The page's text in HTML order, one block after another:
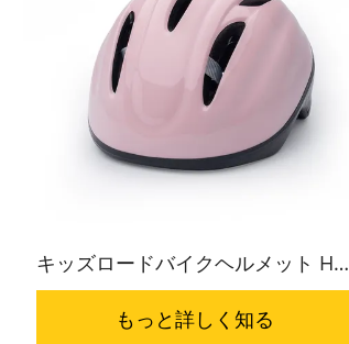
キッズロードバイクヘルメット HC-
034
もっと詳しく知る